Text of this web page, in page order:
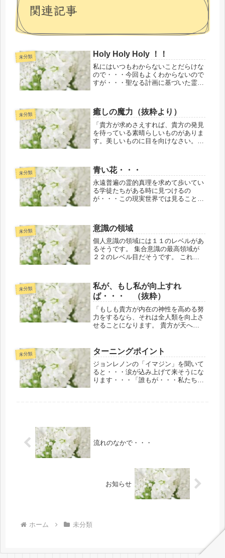
関連記事
未分類 Holy Holy Holy ！！
私にはいつもわからないことだらけな
ので・・・今回もよくわからないので
すが・・・聖なる計画に基づいた霊脈
てしまったり、距離を置いたり、この
現実世界と本来の世界である霊的な世
界...
未分類 癒しの魔力（抜粋より）
「貴方が求めさえすれば、貴方の発見
を待っている素晴らしいものがありま
す。美しいものに目を向けなさい。反
前向きで愛に満ちた態度、これこそ、
私達が皆さんに教えて上げたいと思っ
て...
未分類 青い花・・・
永遠普遍の霊的真理を求めて歩いてい
る学徒たちがある時に見つけるの
が・・・この現実世界では見ることが
いる学徒のひとり・・・ 今まで数
回、視た・・・求めた訳ではないのだ
けど・・・日々...
未分類 意識の領域
個人意識の領域には１１のレベルがあ
るそうです。 集合意識の最高領域が
２２のレベル目だそうです。 これら
意識です。 ※余談です。私は、もう
２０年？近く前頃になるかもしれま
せ...
未分類
私が、もし私が向上すれ
ば・・・ （抜粋）
「もしも貴方が内在の神性を高める努
力をするなら、それは全人類を向上さ
せることになります。 貴方が天へ向
さえあり、地球を向上させます。 皆
さん、皆さんがもっている責任に目を
向...
未分類 ターニングポイント
ジョンレノンの「イマジン」を聞いて
ると・・・涙が込み上げて来そうにな
ります・・・「誰もが・・・私たち人
流れのなかで・・・
お知らせ
ホーム 未分類